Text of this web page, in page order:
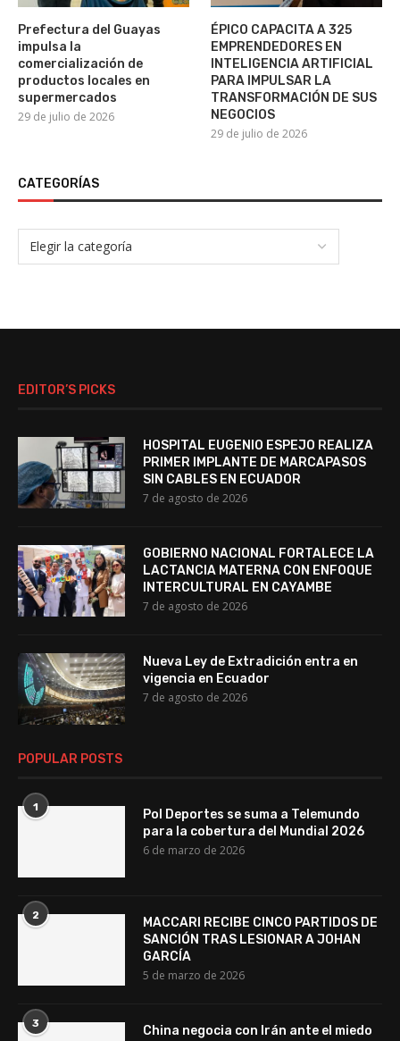
Prefectura del Guayas
impulsa la
comercialización de
productos locales en
supermercados
29 de julio de 2026
ÉPICO CAPACITA A 325
EMPRENDEDORES EN
INTELIGENCIA ARTIFICIAL
PARA IMPULSAR LA
TRANSFORMACIÓN DE SUS
NEGOCIOS
29 de julio de 2026
CATEGORÍAS
EDITOR’S PICKS
HOSPITAL EUGENIO ESPEJO REALIZA
PRIMER IMPLANTE DE MARCAPASOS
SIN CABLES EN ECUADOR
7 de agosto de 2026
GOBIERNO NACIONAL FORTALECE LA
LACTANCIA MATERNA CON ENFOQUE
INTERCULTURAL EN CAYAMBE
7 de agosto de 2026
Nueva Ley de Extradición entra en
vigencia en Ecuador
7 de agosto de 2026
POPULAR POSTS
1
Pol Deportes se suma a Telemundo
para la cobertura del Mundial 2026
6 de marzo de 2026
2
MACCARI RECIBE CINCO PARTIDOS DE
SANCIÓN TRAS LESIONAR A JOHAN
GARCÍA
5 de marzo de 2026
3
China negocia con Irán ante el miedo